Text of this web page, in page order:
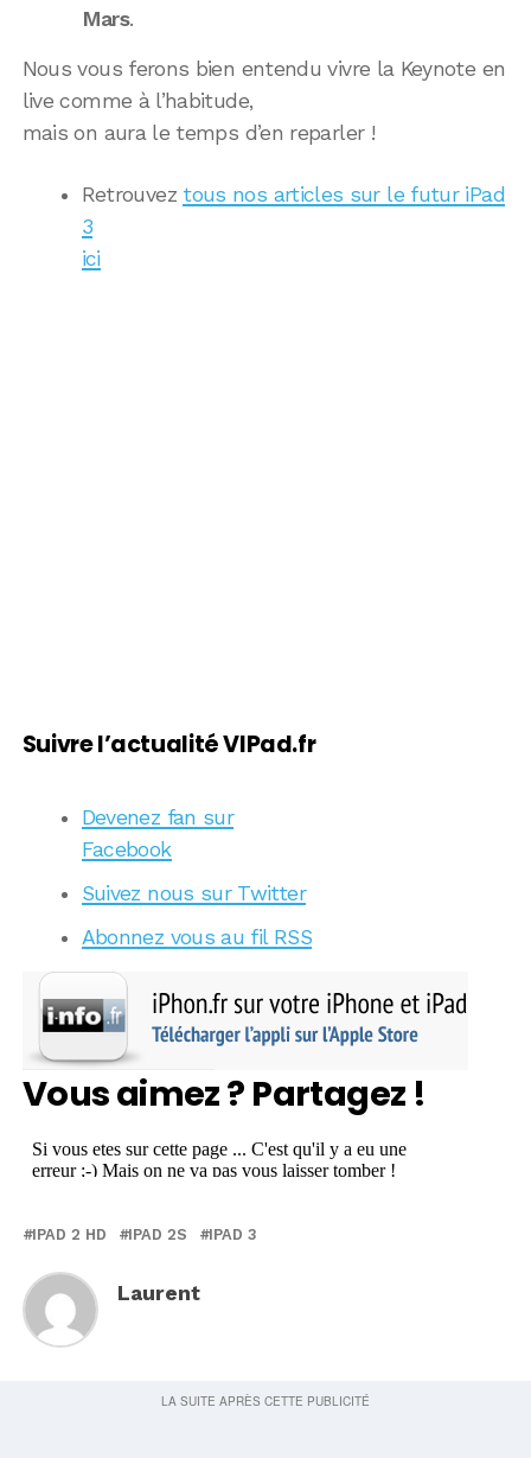
Mars.
Nous vous ferons bien entendu vivre la Keynote en
live comme à l’habitude,
mais on aura le temps d’en reparler !
Retrouvez tous nos articles sur le futur iPad
3
ici
Suivre l’actualité VIPad.fr
Devenez fan sur
Facebook
Suivez nous sur Twitter
Abonnez vous au fil RSS
Vous aimez ? Partagez !
IPAD 2 HD IPAD 2S IPAD 3
Laurent